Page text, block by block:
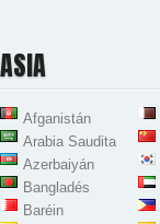
ASIA
Afganistán
Arabia Saudita
Azerbaiyán
Bangladés
Baréin